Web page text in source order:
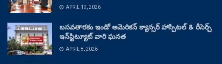
APRIL 19, 2026
బసవతారకం ఇండో అమెరికన్ క్యాన్సర్ హాస్పిటల్ & రీసెర్చ్
ఇన్‌స్టిట్యూట్ వారి ఘనత
APRIL 8, 2026